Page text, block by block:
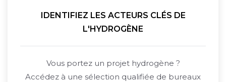
IDENTIFIEZ LES ACTEURS CLÉS DE
L'HYDROGÈNE
Vous portez un projet hydrogène ?
Accédez à une sélection qualifiée de bureaux